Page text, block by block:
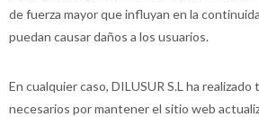
de fuerza mayor que influyan en la
puedan causar daños a los usuarios.
En cualquier caso, DILUSUR S.L ha
necesarios por mantener el sitio web